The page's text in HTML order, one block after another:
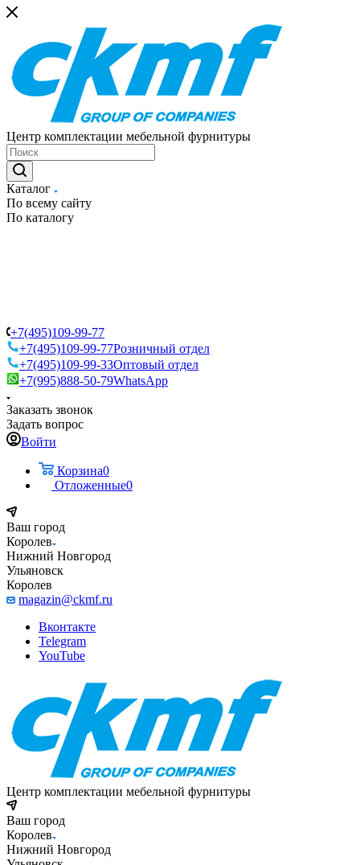
Центр комплектации мебельной фурнитуры
Каталог
По всему сайту
По каталогу
+7(495)109-99-77
+7(495)109-99-77Розничный отдел
+7(495)109-99-33Оптовый отдел
+7(995)888-50-79WhatsApp
Заказать звонок
Задать вопрос
Войти
Корзина0
Отложенные0
Ваш город
Королев
Нижний Новгород
Ульяновск
Королев
magazin@ckmf.ru
Вконтакте
Telegram
YouTube
Центр комплектации мебельной фурнитуры
Ваш город
Королев
Нижний Новгород